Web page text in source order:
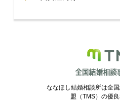
ななほし結婚相談所は全
盟（TMS）の優良